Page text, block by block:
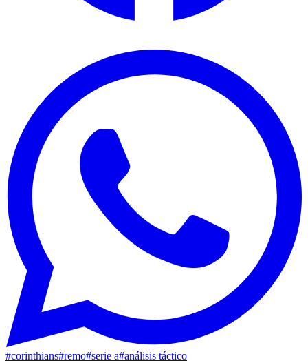
#corinthians#remo#serie a#análisis táctico